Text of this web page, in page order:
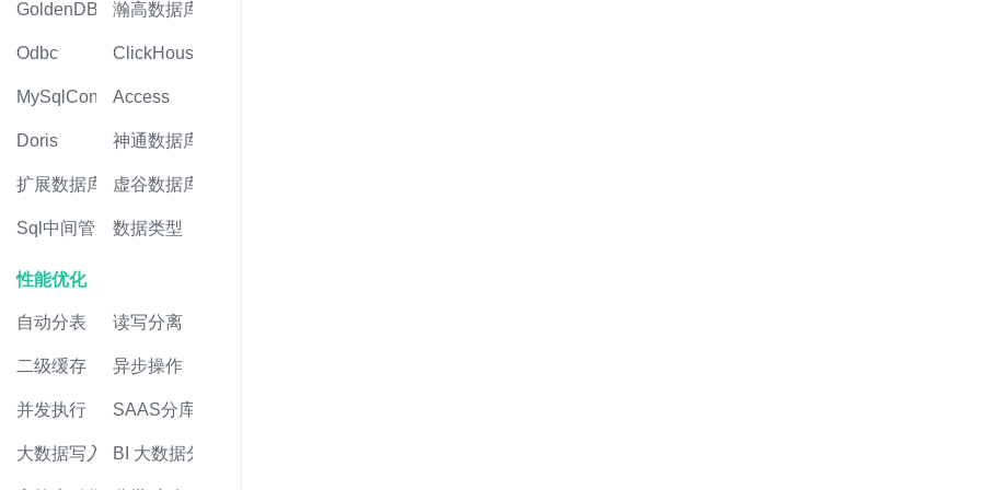
GoldenDB 瀚高数据库
Odbc ClickHouse
MySqlConnector
Access
Doris 神通数据库
扩展数据库 虚谷数据库
Sql中间管道 数据类型
性能优化
自动分表 读写分离
二级缓存 异步操作
并发执行 SAAS分库
大数据写入 BI 大数据分析